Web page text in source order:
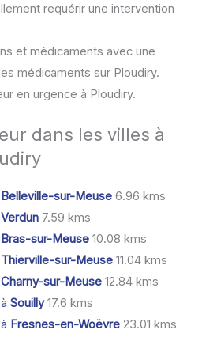
requérir une intervention
et médicaments avec une
médicaments sur Ploudiry.
en urgence à Ploudiry.
dans les villes à
Belleville-sur-Meuse6.96 kms
Verdun7.59 kms
Bras-sur-Meuse10.08 kms
Thierville-sur-Meuse11.04 kms
Charny-sur-Meuse12.84 kms
Souilly17.6 kms
Fresnes-en-Woëvre23.01 kms